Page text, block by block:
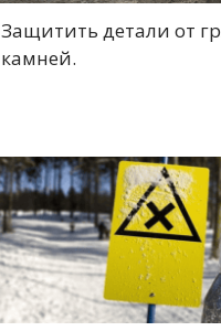
Защитить детали от
камней.